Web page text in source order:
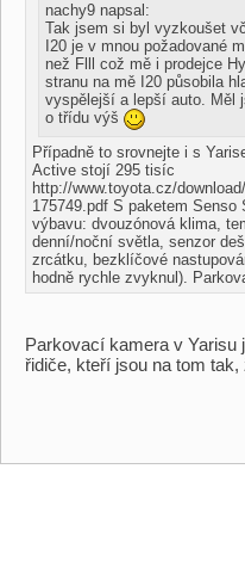
nachy9 napsal:
Tak jsem si byl vyzkoušet
I20 je v mnou požadované
než Flll což mě i prodejce
stranu na mě I20 působila
vyspělejší a lepší auto. Měl
o třídu výš
Případně to srovnejte i s
Active stojí 295 tisíc
http://www.toyota.cz/
175749.pdf S paketem
výbavu: dvouzónová klima,
denní/noční světla, senzor
zrcátku, bezklíčové
hodně rychle zvyknul).
Parkovací kamera v
řidiče, kteří jsou na tom